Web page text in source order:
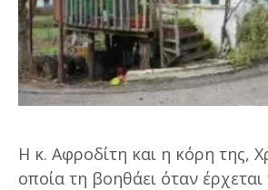
Η κ. Αφροδίτη και η κόρη της,
οποία τη βοηθάει όταν